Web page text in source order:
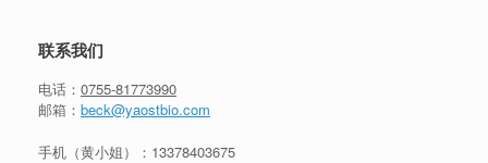
联系我们
电话： 0755-81773990
邮箱： beck@yaostbio.com
手机（黄小姐）： 13378403675